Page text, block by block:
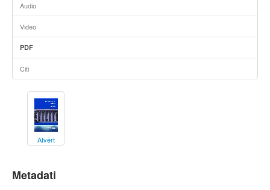
Audio
Video
PDF
Citi
Atvērt
Metadati